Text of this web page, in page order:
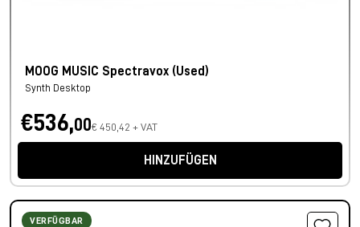
MOOG MUSIC Spectravox (Used)
Synth Desktop
€536,00€ 450,42 + VAT
HINZUFÜGEN
VERFÜGBAR